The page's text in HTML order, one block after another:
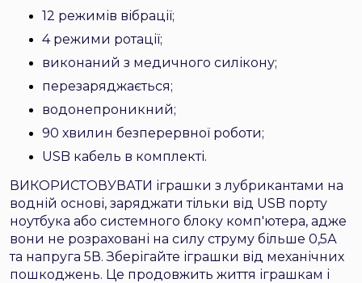
12 режимів вібрації;
4 режими ротації;
виконаний з медичного силікону;
перезаряджається;
водонепроникний;
90 хвилин безперервної роботи;
USB кабель в комплекті.
ВИКОРИСТОВУВАТИ іграшки з лубрикантами на
водній основі, заряджати тільки від USB порту
ноутбука або системного блоку комп'ютера, адже
вони не розраховані на силу струму більше 0,5А
та напруга 5В. Зберігайте іграшки від механічних
пошкоджень. Це продовжить життя іграшкам і